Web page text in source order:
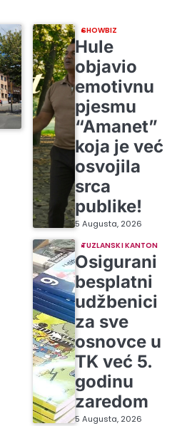
SHOWBIZ
Hule
objavio
emotivnu
pjesmu
“Amanet”
koja je već
osvojila
srca
publike!
5 Augusta, 2026
TUZLANSKI KANTON
Osigurani
besplatni
udžbenici
za sve
osnovce u
TK već 5.
godinu
zaredom
5 Augusta, 2026